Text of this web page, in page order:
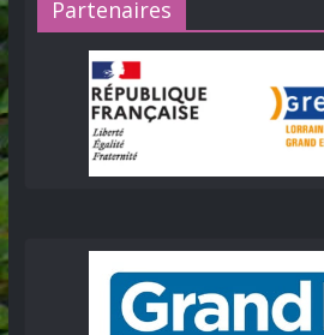
Partenaires